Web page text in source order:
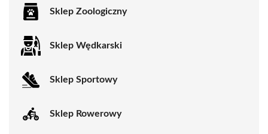
Sklep Zoologiczny
Sklep Wędkarski
Sklep Sportowy
Sklep Rowerowy